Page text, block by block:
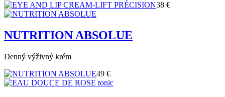
38 €
NUTRITION ABSOLUE
Denný výživný krém
49 €